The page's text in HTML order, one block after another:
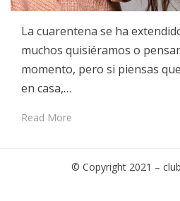
La cuarentena se ha
muchos quisiéramos o
momento, pero si piensas
en casa,…
Read More
© Copyright 2021 –